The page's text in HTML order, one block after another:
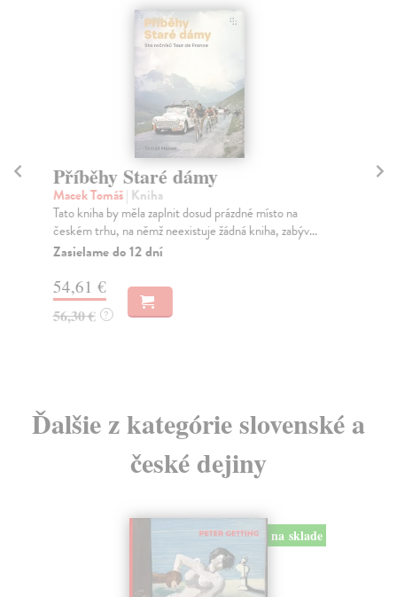
Příběhy Staré dámy
Macek Tomáš| Kniha
Tato kniha by měla zaplnit dosud prázdné místo na
českém trhu, na němž neexistuje žádná kniha, zabýv...
Zasielame do 12 dní
54,61 €
56,30 € ?
Ďalšie z kategórie slovenské a
české dejiny
na sklade